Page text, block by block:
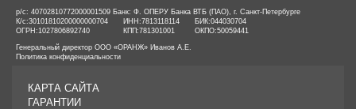
р/с: 40702810772000001509 Банк: Ф. ОПЕРУ Банка ВТБ (ПАО), г. Санкт-Петербурге
К/с:30101810200000000704 ИНН:7813118114 БИК:044030704
ОГРН:1027806892740 КПП:781301001 ОКПО:50059441
Генеральный директор ООО «ОРАНЖ» Иванов А.Е.
Политика конфиденциальности
КАРТА САЙТА
ГАРАНТИИ